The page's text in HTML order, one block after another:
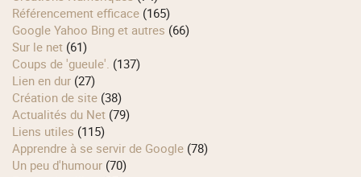
Référencement efficace (165)
Google Yahoo Bing et autres (66)
Sur le net (61)
Coups de 'gueule'. (137)
Lien en dur (27)
Création de site (38)
Actualités du Net (79)
Liens utiles (115)
Apprendre à se servir de Google (78)
Un peu d'humour (70)